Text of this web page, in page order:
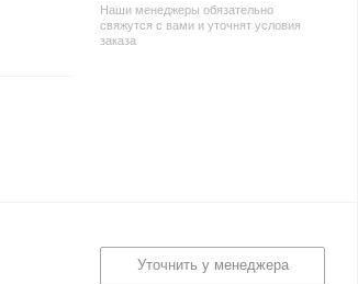
Наши менеджеры обязательно
свяжутся с вами и уточнят условия
заказа
Уточнить у менеджера